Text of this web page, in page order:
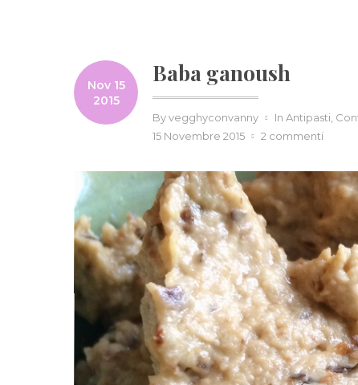
Nov 15
2015
Baba ganoush
Byvegghyconvanny In Antipasti
15 Novembre 2015 2 commenti